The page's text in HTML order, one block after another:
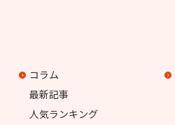
コラム
最新記事
人気ランキング